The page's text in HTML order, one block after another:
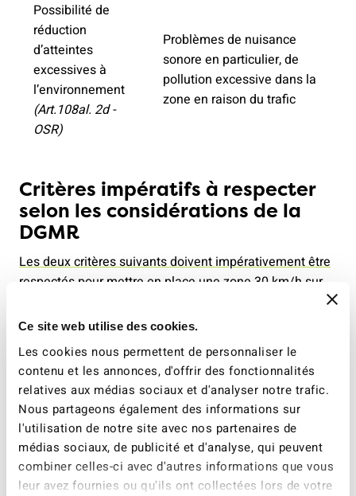
Ce site web utilise des cookies.
Les cookies nous permettent de personnaliser le
contenu et les annonces, d'offrir des fonctionnalités
relatives aux médias sociaux et d'analyser notre trafic.
Nous partageons également des informations sur
l'utilisation de notre site avec nos partenaires de
médias sociaux, de publicité et d'analyse, qui peuvent
combiner celles-ci avec d'autres informations que vous
leur avez fournies ou qu'ils ont collectées lors de votre
Possibilité de
réduction
d’atteintes
excessives à
l’environnement
(Art.108al. 2d -
OSR)
Problèmes de nuisance
sonore en particulier, de
pollution excessive dans la
zone en raison du trafic
Critères impératifs à respecter
selon les considérations de la
DGMR
Les deux critères suivants doivent impérativement être
respectés pour mettre en place une zone 30 km/h sur
Critères Commentaire
Le tronçon
concerné se
trouve à
l’intérieur de la
limite générale
Seul un tronçon de la route
doit être envisagé dans la
zone 30. Le reste de la route,
notamment en dehors d'un
espace urbain compact, est